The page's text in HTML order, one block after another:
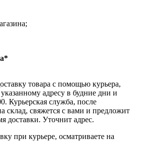
товара с помощью курьера,
адресу в будние дни и
Курьерская служба, после
склад, свяжется с вами и предложит
доставки. Уточнит адрес.
при курьере, осматриваете на